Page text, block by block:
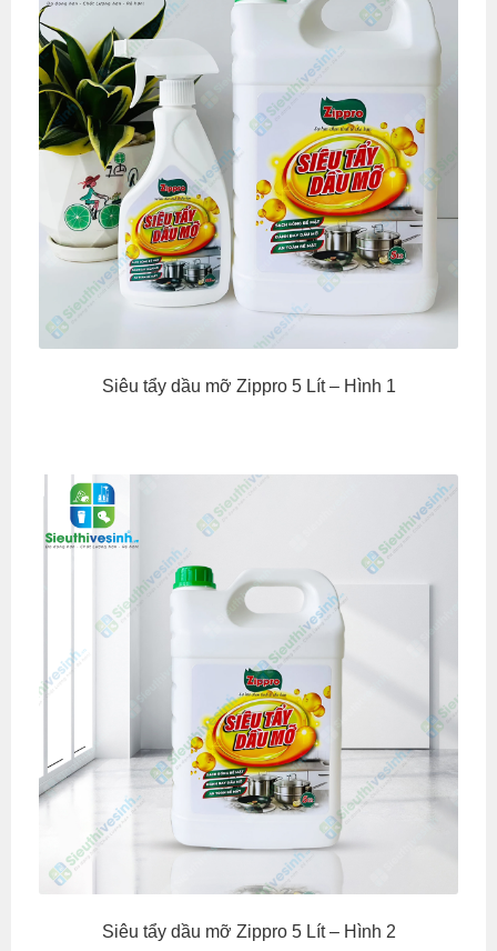
Siêu tẩy dầu mỡ Zippro 5 Lít – Hình 1
Siêu tẩy dầu mỡ Zippro 5 Lít – Hình 2